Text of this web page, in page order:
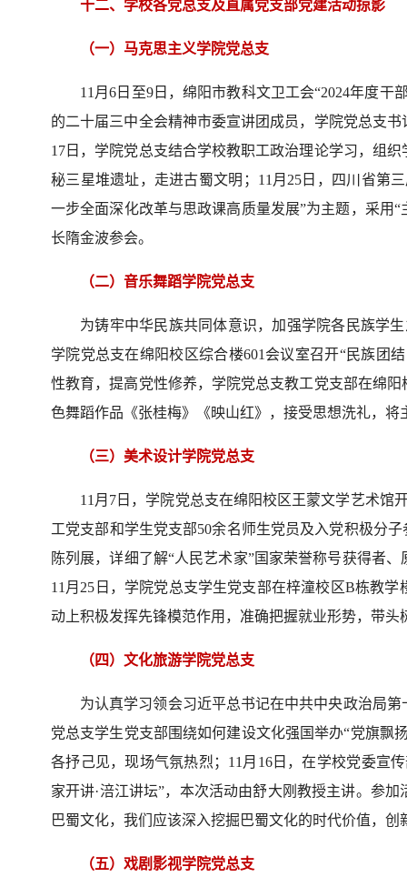
十二、学校各党总支及直属党支部党建活动掠影
（一）马克思主义学院党总支
11月6日至9日，绵阳市教科文卫工会“2024年度
的二十届三中全会精神市委宣讲团成员，学院党总支
17日，学院党总支结合学校教职工政治理论学习，组
秘三星堆遗址，走进古蜀文明；11月25日，四川省第
一步全面深化改革与思政课高质量发展”为主题，采用
长隋金波参会。
（二）音乐舞蹈学院党总支
为铸牢中华民族共同体意识，加强学院各民族学
学院党总支在绵阳校区综合楼601会议室召开“民族团
性教育，提高党性修养，学院党总支教工党支部在绵
色舞蹈作品《张桂梅》《映山红》，接受思想洗礼，
（三）美术设计学院党总支
11月7日，学院党总支在绵阳校区王蒙文学艺术馆
工党支部和学生党支部50余名师生党员及入党积极分
陈列展，详细了解“人民艺术家”国家荣誉称号获得者
11月25日，学院党总支学生党支部在梓潼校区B栋教
动上积极发挥先锋模范作用，准确把握就业形势，带头
（四）文化旅游学院党总支
为认真学习领会习近平总书记在中共中央政治局
党总支学生党支部围绕如何建设文化强国举办“党旗飘
各抒己见，现场气氛热烈；11月16日，在学校党委宣
家开讲·涪江讲坛”，本次活动由舒大刚教授主讲。参
巴蜀文化，我们应该深入挖掘巴蜀文化的时代价值，
（五）戏剧影视学院党总支